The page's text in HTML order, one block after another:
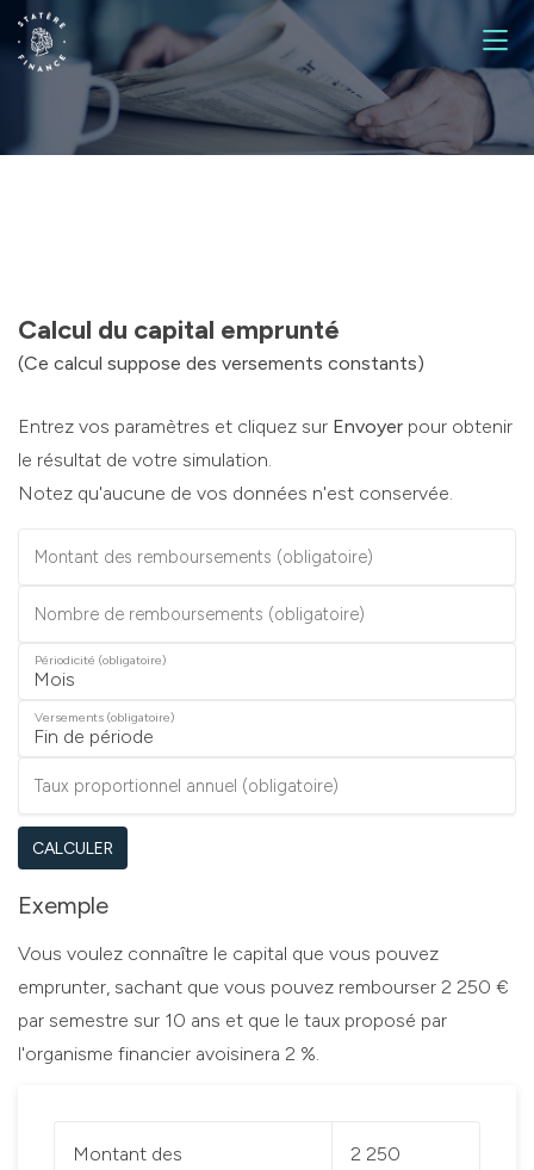
Calcul du capital emprunté
(Ce calcul suppose des versements constants)
Entrez vos paramètres et cliquez sur Envoyer pour obtenir
le résultat de votre simulation.
Notez qu'aucune de vos données n'est conservée.
Montant des remboursements (obligatoire)
Nombre de remboursements (obligatoire)
Périodicité (obligatoire)
Versements (obligatoire)
Taux proportionnel annuel (obligatoire)
CALCULER
Exemple
Vous voulez connaître le capital que vous pouvez
emprunter, sachant que vous pouvez rembourser 2 250 €
par semestre sur 10 ans et que le taux proposé par
l'organisme financier avoisinera 2 %.
Montant des
2 250